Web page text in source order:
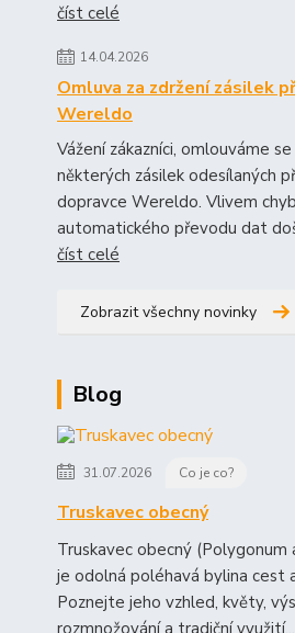
číst celé
14.04.2026
Omluva za zdržení zásilek
Wereldo
Vážení zákazníci, omlouváme
některých zásilek odesílaných
dopravce Wereldo. Vlivem
automatického převodu dat
číst celé
Zobrazit všechny novinky
Blog
31.07.2026 Co je co?
Truskavec obecný
Truskavec obecný (Polygonum
je odolná poléhavá bylina cest
Poznejte jeho vzhled, květy,
rozmnožování a tradiční využití...